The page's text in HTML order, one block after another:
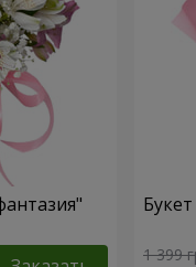
1 399